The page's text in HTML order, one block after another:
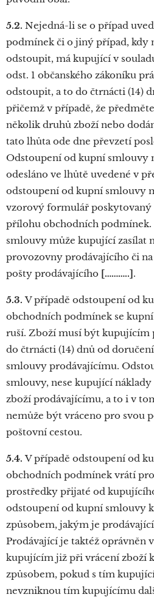
5.2. Nejedná-li se o případ
podmínek či o jiný případ, kdy
odstoupit, má kupující v
odst. 1 občanského zákoníku
odstoupit, a to do čtrnácti (14)
přičemž v případě, že
několik druhů zboží nebo
tato lhůta ode dne převzetí
Odstoupení od kupní smlouvy
odesláno ve lhůtě uvedené v
odstoupení od kupní smlouvy
vzorový formulář
přílohu obchodních
smlouvy může kupující zasílat
provozovny prodávajícího či
pošty prodávajícího [………..].
5.3.V případě odstoupení od
obchodních podmínek se
ruší. Zboží musí být kupujícím
do čtrnácti (14) dnů od
smlouvy prodávajícímu.
smlouvy, nese kupující
zboží prodávajícímu, a to i v
nemůže být vráceno pro svou
poštovní cestou.
5.4.V případě odstoupení od
obchodních podmínek vrátí
prostředky přijaté od
odstoupení od kupní smlouvy
způsobem, jakým je
Prodávající je taktéž oprávněn
kupujícím již při vrácení zboží
způsobem, pokud s tím
nevzniknou tím kupujícímu